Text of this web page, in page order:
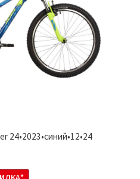
24•2023•синий•12•24